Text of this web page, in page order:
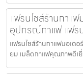
แฟรนไชส์ร้านกาแ
อุปกรณ์กาแฟ แฟร
แฟรนไชส์ร้านกาแฟมอเตอ
ยม เมล็ดกาแฟคุณภาพดีเ